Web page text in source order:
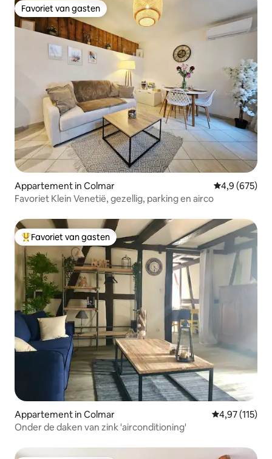
Favoriet van gasten
Favoriet van gasten
Appartement in Colmar Gemiddelde
4,9 (675)
Favoriet Klein Venetië, gezellig, parking en airco
Topfavoriet van gasten
Favoriet van gasten
Appartement in Colmar Gemiddelde
4,97 (115)
Onder de daken van zink 'airconditioning'